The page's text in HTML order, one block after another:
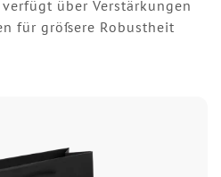
über Verstärkungen
für größere Robustheit